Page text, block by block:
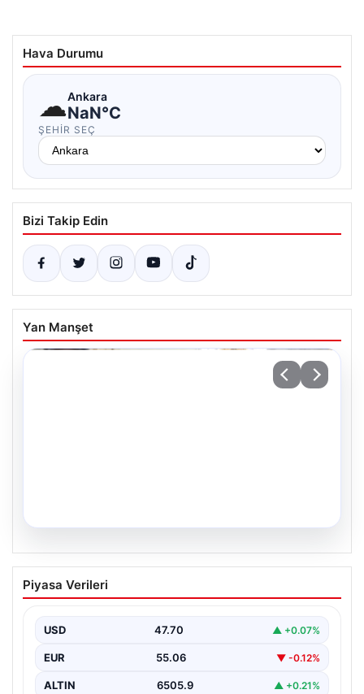
Hava Durumu
☁Ankara
NaN°C
ŞEHIR SEÇ
Bizi Takip Edin
Yan Manşet
05.08.2026
34 Yıllık Hasretin Ardından Gelen
Büyük Mutluluk: İkiz Kızlarıyla Anıtkabir
Adıyaman’da hayatlarını sürdüren Abuzer ve Zeynep
Piyasa Verileri
USD 47.70 ▲ +0.07%
EUR 55.06 ▼ -0.12%
ALTIN 6505.9 ▲ +0.21%